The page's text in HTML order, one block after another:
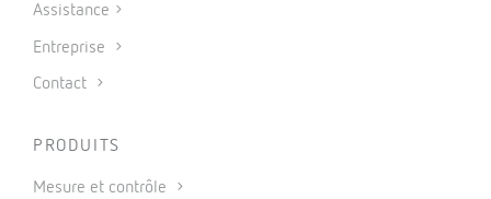
Assistance
Entreprise
Contact
PRODUITS
Mesure et contrôle